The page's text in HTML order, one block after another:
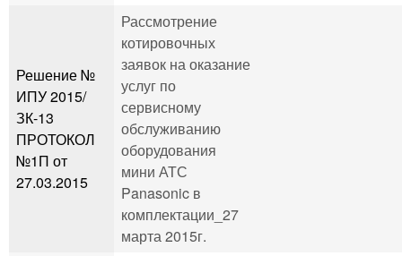
Решение №
ИПУ 2015/
ЗК-13
ПРОТОКОЛ
№1П от
27.03.2015
Рассмотрение
котировочных
заявок на оказание
услуг по
сервисному
обслуживанию
оборудования
мини АТС
Panasonic в
комплектации_27
марта 2015г.